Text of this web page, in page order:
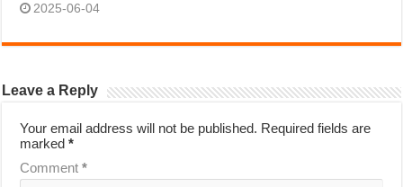
2025-06-04
Leave a Reply
Your email address will not be published. Required fields are
marked*
Comment*